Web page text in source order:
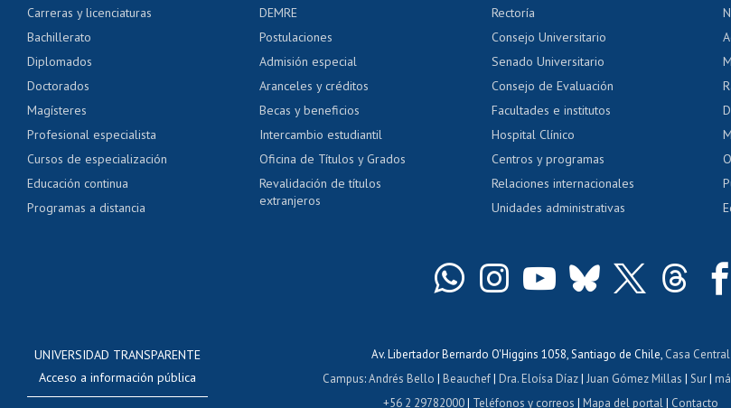
Servicio médico y dental
Pago de arancel y crédito alumnos
Pago de arancel y crédito exalumnos
Certificado de títulos y grados
Evaluación docente
Calificación académica
Postulación al AUCAI
Mi Uchile Ayuda tecnológica Tarjeta TUI
Carreras y licenciaturas
Bachillerato
Diplomados
Doctorados
Magísteres
Profesional especialista
Cursos de especialización
Educación continua
Programas a distancia
DEMRE
Postulaciones
Admisión especial
Aranceles y créditos
Becas y beneficios
Intercambio estudiantil
Oficina de Títulos y Grados
Revalidación de títulos
extranjeros
Rectoría
Consejo Universitario
Senado Universitario
Consejo de Evaluación
Facultades e institutos
Hospital Clínico
Centros y programas
Relaciones internacionales
Unidades administrativas
UNIVERSIDAD TRANSPARENTE
Acceso a información pública
Av. Libertador Bernardo O'Higgins 1058, Santiago de Chile, Casa Central
Campus:Andrés Bello | Beauchef| Dra. Eloísa Díaz| Juan Gómez Millas | Sur|
+56 2 29782000| Teléfonos y correos |Mapa del portal| Contacto